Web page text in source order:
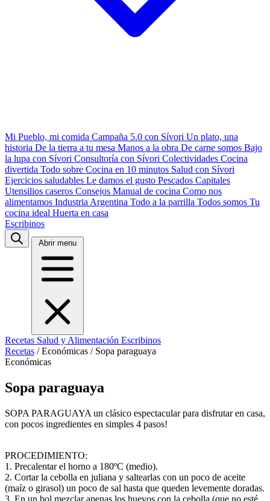
Mi Pueblo, mi comida Campaña 5.0 con Sívori Un plato, una
historia De la tierra a tu mesa Manos a la obra De carne somos Bajo
la lupa con Sívori Consultoría con Sívori Colectividades Cocina
divertida Todo sobre Cocina en 10 minutos Salud con Sívori
Ejercicios saludables Le damos el gusto Pescados Capitales
Utensilios caseros Consejos Manual de cocina Como nos
alimentamos Industria Argentina Todo a la parrilla Todos somos Tu
cocina ideal Huerta en casa
Escribinos
Abrir menu
Recetas Salud y Alimentación Escribinos
Recetas / Económicas / Sopa paraguaya
Económicas
Sopa paraguaya
SOPA PARAGUAYA un clásico espectacular para disfrutar en casa,
con pocos ingredientes en simples 4 pasos!
PROCEDIMIENTO:
1. Precalentar el horno a 180ºC (medio).
2. Cortar la cebolla en juliana y saltearlas con un poco de aceite
(maíz o girasol) un poco de sal hasta que queden levemente doradas.
3. En un bol mezclar apenas los huevos con la cebolla (que no esté